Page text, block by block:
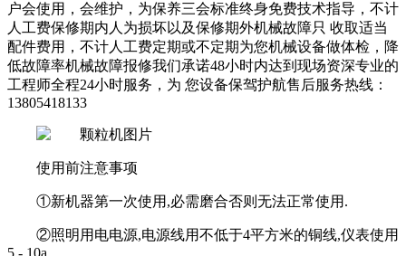
户会使用，会维护，为保养三会标准终身免费技术指导，不计
人工费保修期内人为损坏以及保修期外机械故障只 收取适当
配件费用，不计人工费定期或不定期为您机械设备做体检，降
低故障率机械故障报修我们承诺48小时内达到现场资深专业的
工程师全程24小时服务，为 您设备保驾护航售后服务热线：
13805418133
使用前注意事项
①新机器第一次使用,必需磨合否则无法正常使用.
②照明用电电源,电源线用不低于4平方米的铜线,仪表使用
5 - 10a.